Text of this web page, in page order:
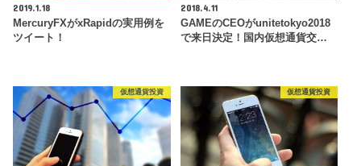
2019.1.18
MercuryFXがxRapidの実用例を
ツイート！
2018.4.11
GAMEのCEOがunitetokyo2018
で来日決定！国内仮想通貨交…
仮想通貨投資 仮想通貨投資